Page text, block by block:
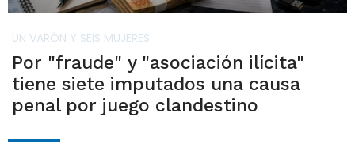
UN VARÓN Y SEIS MUJERES
Por "fraude" y "asociación ilícita"
tiene siete imputados una causa
penal por juego clandestino